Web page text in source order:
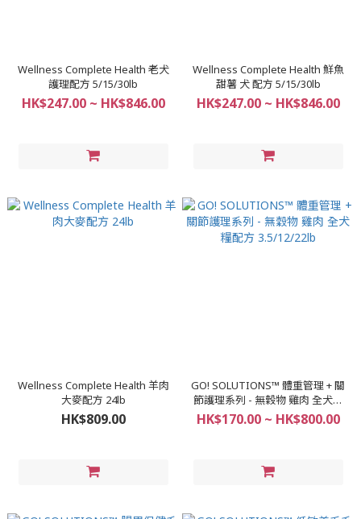
Wellness Complete Health 老犬
護理配方 5/15/30lb
HK$247.00 ~ HK$846.00
Wellness Complete Health 鮮魚
甜薯 犬 配方 5/15/30lb
HK$247.00 ~ HK$846.00
Wellness Complete Health 羊肉
大麥配方 24lb
HK$809.00
GO! SOLUTIONS™ 體重管理 + 關
節護理系列 - 無穀物 雞肉 全犬糧
配方 3.5/12/22lb
HK$170.00 ~ HK$800.00